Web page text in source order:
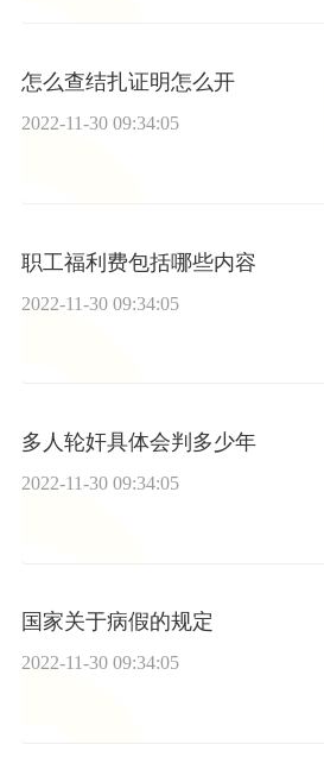
怎么查结扎证明怎么开
2022-11-30 09:34:05
职工福利费包括哪些内容
2022-11-30 09:34:05
多人轮奸具体会判多少年
2022-11-30 09:34:05
国家关于病假的规定
2022-11-30 09:34:05